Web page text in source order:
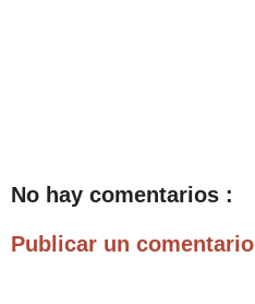
No hay comentarios :
Publicar un comentario